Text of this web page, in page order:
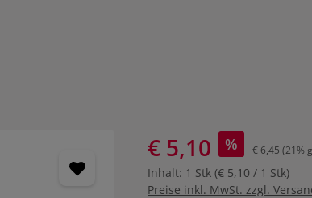
€ 5,10 % € 6,45(21%
Inhalt: 1 Stk (€ 5,10 / 1 Stk)
Preise inkl. MwSt. zzgl.